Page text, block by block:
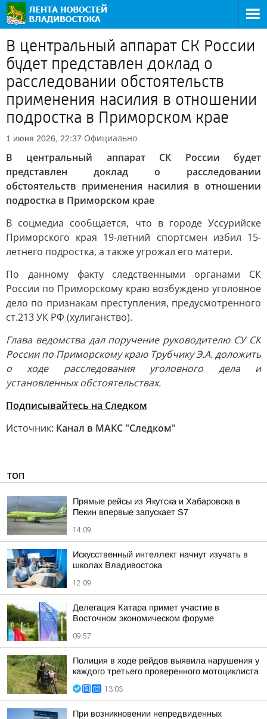
В центральный аппарат СК России
будет представлен доклад о
расследовании обстоятельств
применения насилия в отношении
подростка в Приморском крае
1 июня 2026, 22:37 Официально
В центральный аппарат СК России будет
представлен доклад о расследовании
обстоятельств применения насилия в отношении
подростка в Приморском крае
В соцмедиа сообщается, что в городе Уссурийске
Приморского края 19-летний спортсмен избил 15-
летнего подростка, а также угрожал его матери.
По данному факту следственными органами СК
России по Приморскому краю возбуждено уголовное
дело по признакам преступления, предусмотренного
ст.213 УК РФ (хулиганство).
Глава ведомства дал поручение руководителю СУ СК
России по Приморскому краю Трубчику Э.А. доложить
о ходе расследования уголовного дела и
установленных обстоятельствах.
Подписывайтесь на Следком
Источник: Канал в МАКС "Следком"
ТОП
Прямые рейсы из Якутска и Хабаровска в
Пекин впервые запускает S7
14:09
Искусственный интеллект начнут изучать в
школах Владивостока
12:09
Делегация Катара примет участие в
Восточном экономическом форуме
09:57
Полиция в ходе рейдов выявила нарушения у
каждого третьего проверенного мотоциклиста
13:03
При возникновении непредвиденных